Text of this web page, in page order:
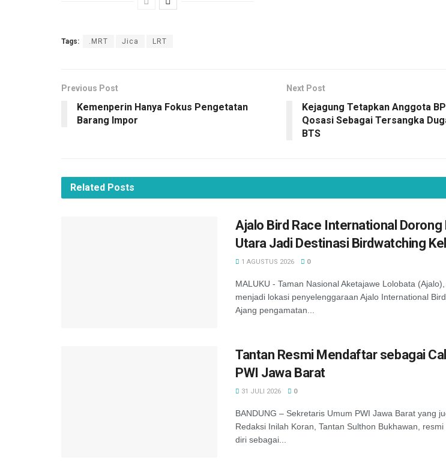
Tags: .MRT Jica LRT
Previous Post
Kemenperin Hanya Fokus Pengetatan
Barang Impor
Next Post
Kejagung Tetapkan Anggota
Qosasi Sebagai Tersangka
BTS
Related Posts
Ajalo Bird Race International Dorong
Utara Jadi Destinasi Birdwatching
1 AGUSTUS 2026 0
MALUKU - Taman Nasional Aketajawe Lolobata
menjadi lokasi penyelenggaraan Ajalo International
Ajang pengamatan...
Tantan Resmi Mendaftar sebagai
PWI Jawa Barat
31 JULI 2026 0
BANDUNG – Sekretaris Umum PWI Jawa Barat yang
Redaksi Inilah Koran, Tantan Sulthon Bukhawan,
diri sebagai...